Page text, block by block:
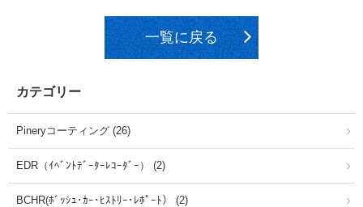
一覧に戻る
カテゴリー
Pineryコーティング (26)
EDR（ｲﾍﾞﾝﾄﾃﾞｰﾀｰﾚｺｰﾀﾞｰ） (2)
BCHR(ﾎﾞｯｼｭ･ｶｰ･ﾋｽﾄﾘｰ･ﾚﾎﾟｰﾄ） (2)